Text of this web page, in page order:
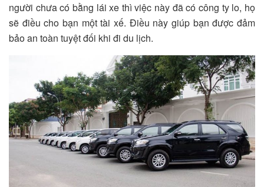
người chưa có bằng lái xe thì việc này đã có công ty lo, họ
sẽ điều cho bạn một tài xế. Điều này giúp bạn được đảm
bảo an toàn tuyệt đối khi đi du lịch.